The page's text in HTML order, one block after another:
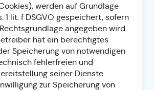
werden auf Grundlage
1 lit. f DSGVO gespeichert, sofern
angegeben wird.
hat ein berechtigtes
Speicherung von notwendigen
fehlerfreien und
seiner Dienste.
zur Speicherung von